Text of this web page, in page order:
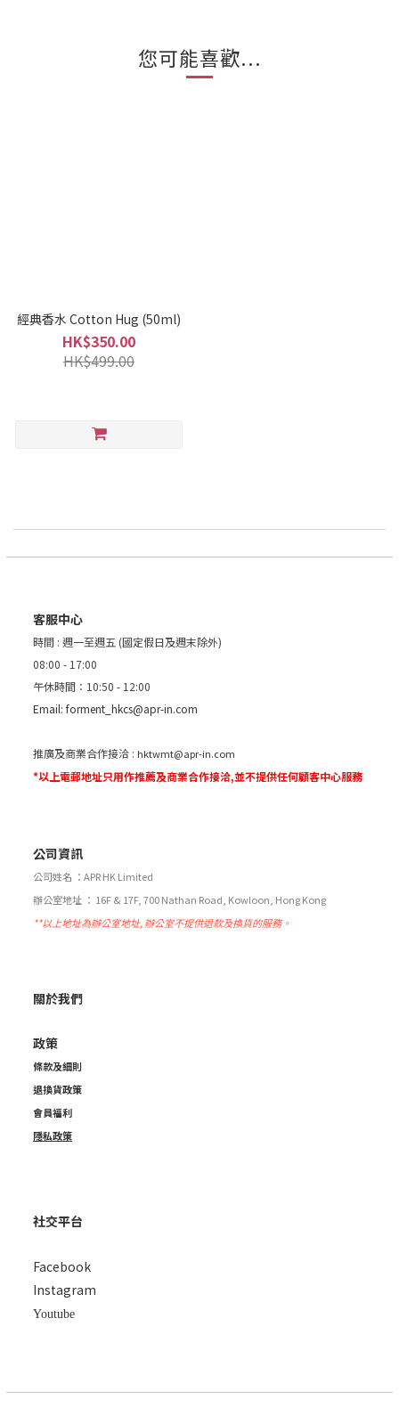
您可能喜歡...
經典香水 Cotton Hug (50ml)
HK$350.00
HK$499.00
客服中心
時間 : 週一至週五 (國定假日及週末除外)
08:00 - 17:00
午休時間：10:50 - 12:00
Email: forment_hkcs@apr-in.com
推廣及商業合作接洽 : hktwmt@apr-in.com
*以上電郵地址只用作推薦及商業合作接洽,並不提供任何顧客中心服務
公司資訊
公司姓名 ：APR HK Limited
辦公室地址 ： 16F & 17F, 700 Nathan Road, Kowloon, Hong Kong
**以上地址為辦公室地址, 辦公室不提供退款及換貨的服務。
關於我們
政策
條款及細則
退換貨政策
會員福利
隱私政策
社交平台
Facebook
Instagram
Youtube